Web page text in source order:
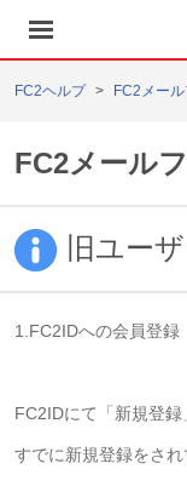
FC2ヘルプ FC2メー
FC2メール
旧ユー
1.FC2IDへの会員登録
FC2IDにて「新規登録
すでに新規登録をされ